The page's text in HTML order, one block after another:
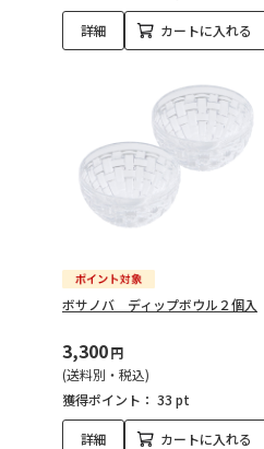
詳細 カートに入れる
ボサノバ ディップボウル２個入
3,300円
(送料別・税込)
獲得ポイント： 33 pt
詳細 カートに入れる